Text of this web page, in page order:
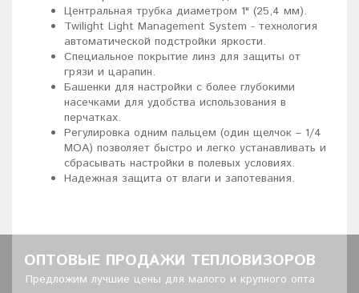
Центральная трубка диаметром 1" (25,4 мм).
Twilight Light Management System - технология
автоматической подстройки яркости.
Специальное покрытие линз для защиты от
грязи и царапин.
Башенки для настройки с более глубокими
насечками для удобства использования в
перчатках.
Регулировка одним пальцем (один щелчок – 1/4
MOA) позволяет быстро и легко устанавливать и
сбрасывать настройки в полевых условиях.
Надежная защита от влаги и запотевания.
ОПТОВЫЕ ПРОДАЖИ ТЕПЛОВИЗОРОВ
Предложим лучшие цены для малого и крупного опта